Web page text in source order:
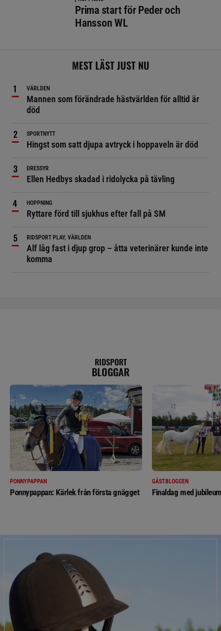
Prima start för Peder och
Hansson WL
MEST LÄST JUST NU
VÄRLDEN
Mannen som förändrade hästvärlden för alltid är
död
SPORTNYTT
Hingst som satt djupa avtryck i hoppaveln är död
DRESSYR
Ellen Hedbys skadad i ridolycka på tävling
HOPPNING
Ryttare förd till sjukhus efter fall på SM
RIDSPORT PLAY, VÄRLDEN
Alf låg fast i djup grop – åtta veterinärer kunde inte
komma
RIDSPORT
BLOGGAR
PONNYPAPPAN
Ponnypappan: Kärlek från första gnägget
GÄSTBLOGGEN
Finaldag med